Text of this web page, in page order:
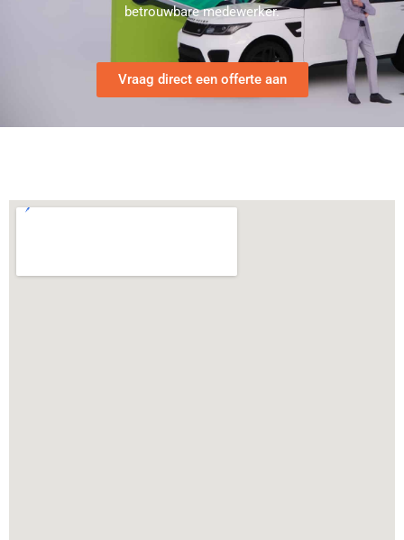
betrouwbare medewerker.
Vraag direct een offerte aan